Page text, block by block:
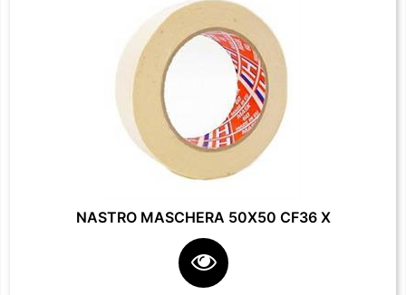
NASTRO MASCHERA 50X50 CF36 X